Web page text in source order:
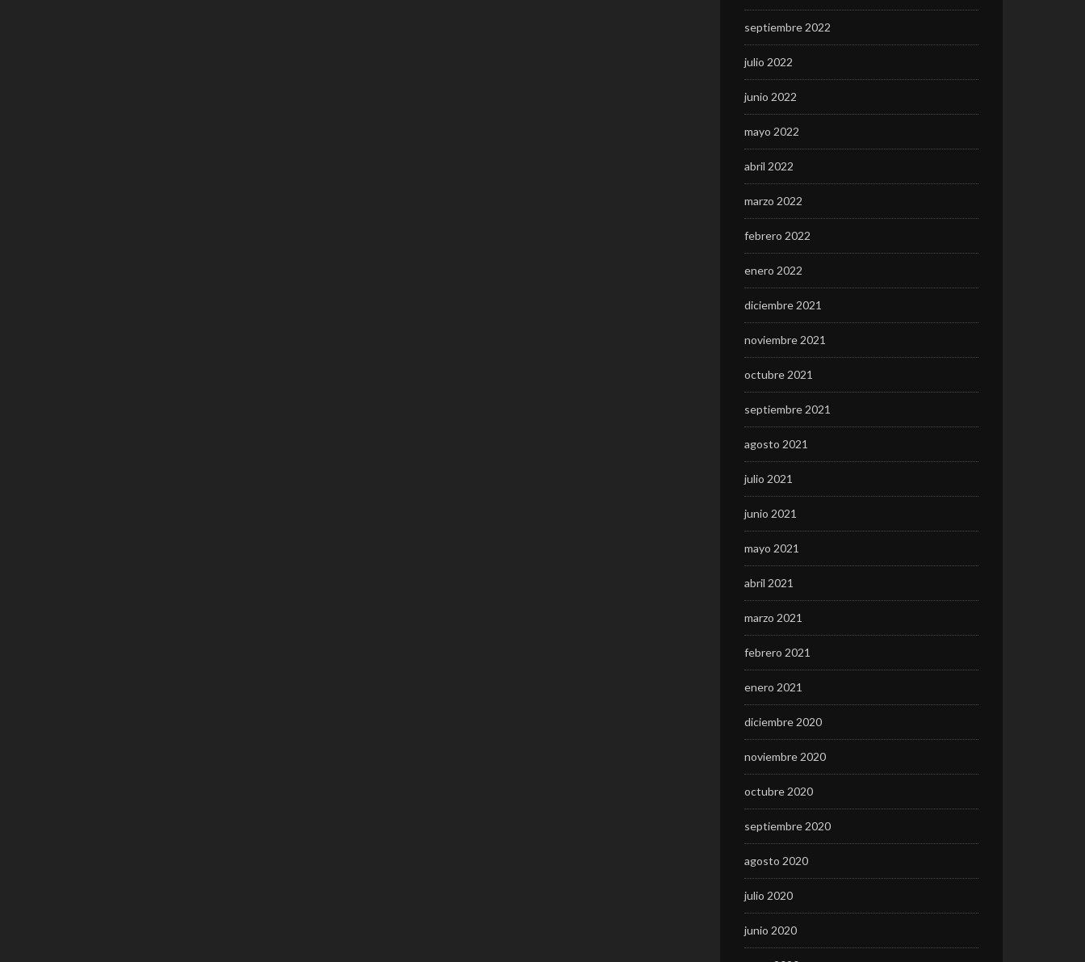
septiembre 2022
julio 2022
junio 2022
mayo 2022
abril 2022
marzo 2022
febrero 2022
enero 2022
diciembre 2021
noviembre 2021
octubre 2021
septiembre 2021
agosto 2021
julio 2021
junio 2021
mayo 2021
abril 2021
marzo 2021
febrero 2021
enero 2021
diciembre 2020
noviembre 2020
octubre 2020
septiembre 2020
agosto 2020
julio 2020
junio 2020